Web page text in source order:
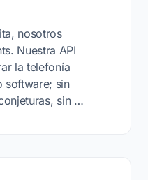
nosotros
Nuestra API
la telefonía
software; sin
sin …